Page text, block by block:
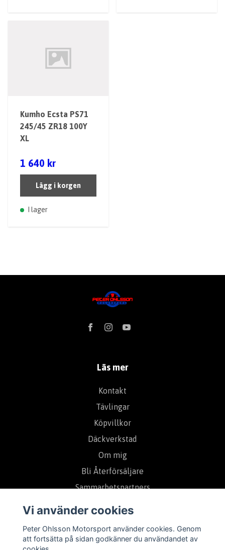
Kumho Ecsta PS71
245/45 ZR18 100Y
XL
1 640 kr
Lägg i korgen
I lager
Läs mer
Kontakt
Tävlingar
Köpvillkor
Däckverkstad
Om mig
Bli Återförsäljare
Sammarbetspartners
Prenumerera på vårt nyhetsbrev
Vi använder cookies
Peter Ohlsson Motorsport använder cookies. Genom
att fortsätta på sidan godkänner du användandet av